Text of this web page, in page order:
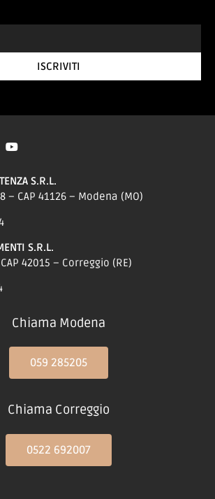
ISCRIVITI
S.R.L.
– CAP 41126 – Modena (MO)
S.R.L.
42015 – Correggio (RE)
Chiama Modena
059 285205
Chiama Correggio
0522 692007